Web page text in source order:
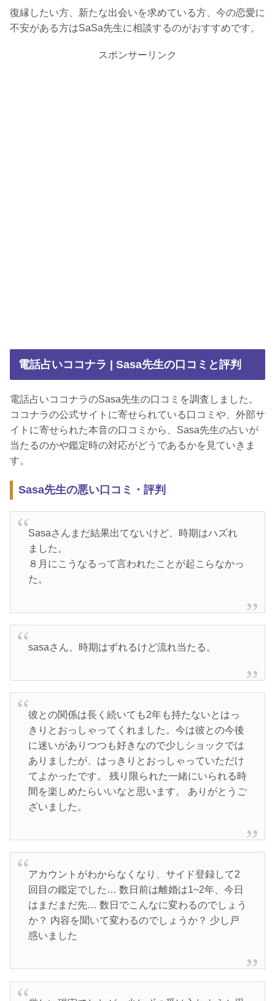
復縁したい方、新たな出会いを求めている方、今の恋愛に
不安がある方はSaSa先生に相談するのがおすすめです。
スポンサーリンク
電話占いココナラ | Sasa先生の口コミと評判
電話占いココナラのSasa先生の口コミを調査しました。
ココナラの公式サイトに寄せられている口コミや、外部サ
イトに寄せられた本音の口コミから、Sasa先生の占いが
当たるのかや鑑定時の対応がどうであるかを見ていきま
す。
Sasa先生の悪い口コミ・評判
Sasaさんまだ結果出てないけど、時期はハズれ
ました。
８月にこうなるって言われたことが起こらなかっ
た。
sasaさん、時期はずれるけど流れ当たる。
彼との関係は長く続いても2年も持たないとはっ
きりとおっしゃってくれました。今は彼との今後
に迷いがありつつも好きなので少しショックでは
ありましたが、はっきりとおっしゃっていただけ
てよかったです。 残り限られた一緒にいられる時
間を楽しめたらいいなと思います。 ありがとうご
ざいました。
アカウントがわからなくなり、サイド登録して2
回目の鑑定でした… 数日前は離婚は1~2年、今日
はまだまだ先… 数日でこんなに変わるのでしょう
か？ 内容を聞いて変わるのでしょうか？ 少し戸
惑いました